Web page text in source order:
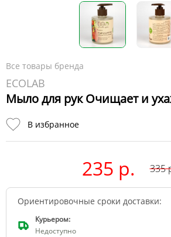
Все товары бренда
ECOLAB
Мыло для рук Очищает и
В избранное
235 р. 335
Ориентировочные сроки доставки:
Курьером:
Недоступно